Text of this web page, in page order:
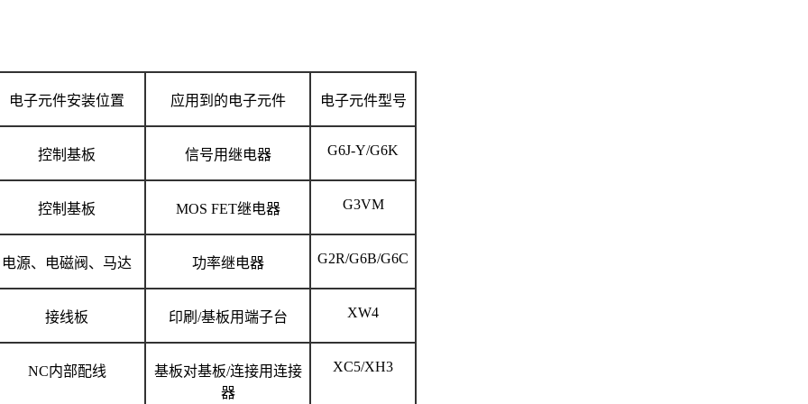
电子元件安装位置 应用到的电子元件 电子元件型号
控制基板 信号用继电器 G6J-Y/G6K
控制基板 MOS FET继电器 G3VM
电源、电磁阀、马达 功率继电器 G2R/G6B/G6C
接线板 印刷/基板用端子台 XW4
NC内部配线
基板对基板/连接用连接
器
XC5/XH3